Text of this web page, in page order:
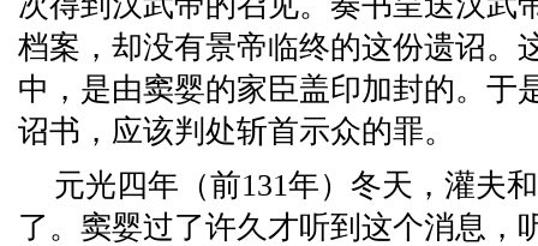
档案，却没有景帝临终的这份遗诏。
中，是由窦婴的家臣盖印加封的。于
诏书，应该判处斩首示众的罪。
元光四年（前131年）冬天，灌夫
了。窦婴过了许久才听到这个消息，